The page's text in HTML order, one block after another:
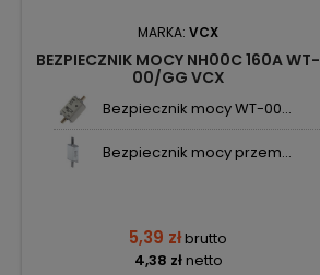
MARKA: VCX
BEZPIECZNIK MOCY NH00C 160A WT-
00/GG VCX
Bezpiecznik mocy WT-00...
Bezpiecznik mocy przem...
5,39 złbrutto
4,38 złnetto